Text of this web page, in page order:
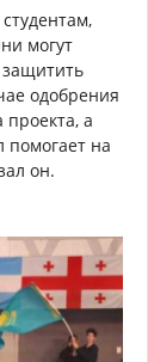
могут
защитить
одобрения
а
на
он.